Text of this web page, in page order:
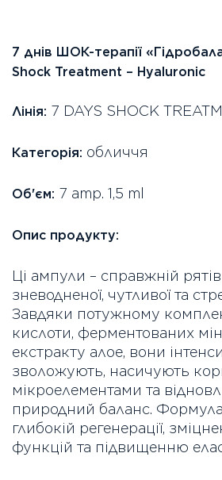
7 днів ШОК-терапії
Shock Treatment – Hyaluronic
Лінія: 7 DAYS SHOCK
Категорія: обличчя
Об'єм: 7 amp. 1,5 ml
Опис продукту:
Ці ампули – справжній
зневодненої, чутливої та
Завдяки потужному
кислоти, ферментованих
екстракту алое, вони
зволожують, насичують
мікроелементами та
природний баланс.
глибокій регенерації,
функцій та підвищенню